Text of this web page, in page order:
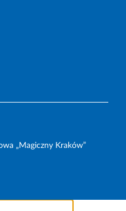
„Magiczny Kraków”